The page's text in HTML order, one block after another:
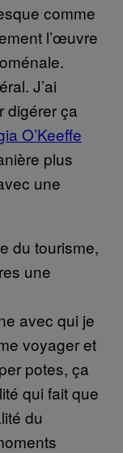
comme
l’œuvre
J’ai
digérer ça
O’Keeffe
plus
une
du tourisme,
une
avec qui je
voyager et
potes, ça
qui fait que
du